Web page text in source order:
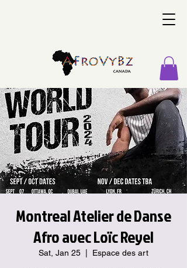
Montreal Atelier de Danse
Afro avec Loïc Reyel
Sat, Jan 25 Espace des art